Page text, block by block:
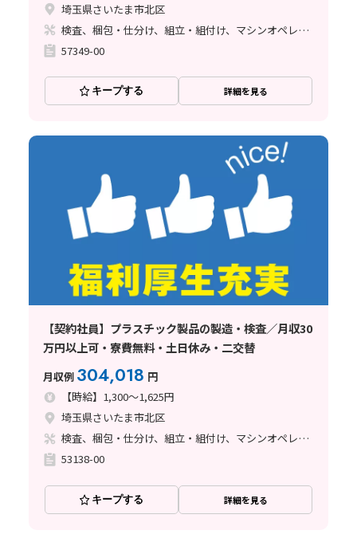
埼玉県さいたま市北区
検査、梱包・仕分け、組立・組付け、マシンオペレーター、クリーンルーム、ライン作業、立ち作業
57349-00
キープする 詳細を見る
【契約社員】プラスチック製品の製造・検査／月収30
万円以上可・寮費無料・土日休み・二交替
月収例 304,018 円
【時給】1,300～1,625円
埼玉県さいたま市北区
検査、梱包・仕分け、組立・組付け、マシンオペレーター、クリーンルーム、ライン作業、立ち作業
53138-00
キープする 詳細を見る